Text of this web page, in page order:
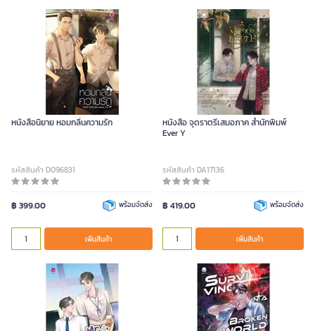
หนังสือนิยาย หอมกลิ่นความรัก
รหัสสินค้า D096831
฿ 399.00 พร้อมจัดส่ง
เพิ่มสินค้า
หนังสือ จุดราตรีเสมอภาค สำนักพิมพ์
Ever Y
รหัสสินค้า DA17136
฿ 419.00 พร้อมจัดส่ง
เพิ่มสินค้า